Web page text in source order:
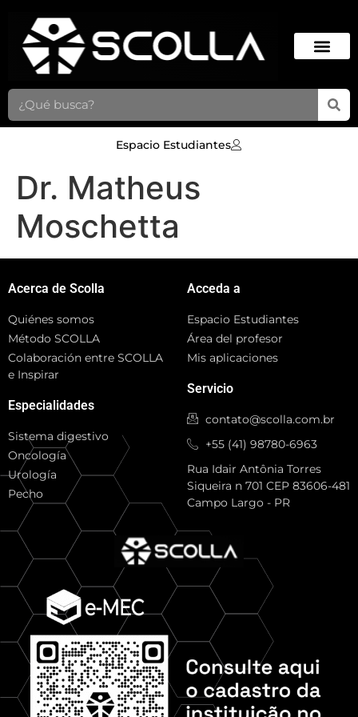
Espacio Estudiantes
Dr. Matheus
Moschetta
Acerca de Scolla
Quiénes somos
Método SCOLLA
Colaboración entre SCOLLA
e Inspirar
Especialidades
Sistema digestivo
Oncología
Urología
Pecho
Acceda a
Espacio Estudiantes
Área del profesor
Mis aplicaciones
Servicio
contato@scolla.com.br
+55 (41) 98780-6963
Rua Idair Antônia Torres
Siqueira n 701 CEP 83606-481
Campo Largo - PR